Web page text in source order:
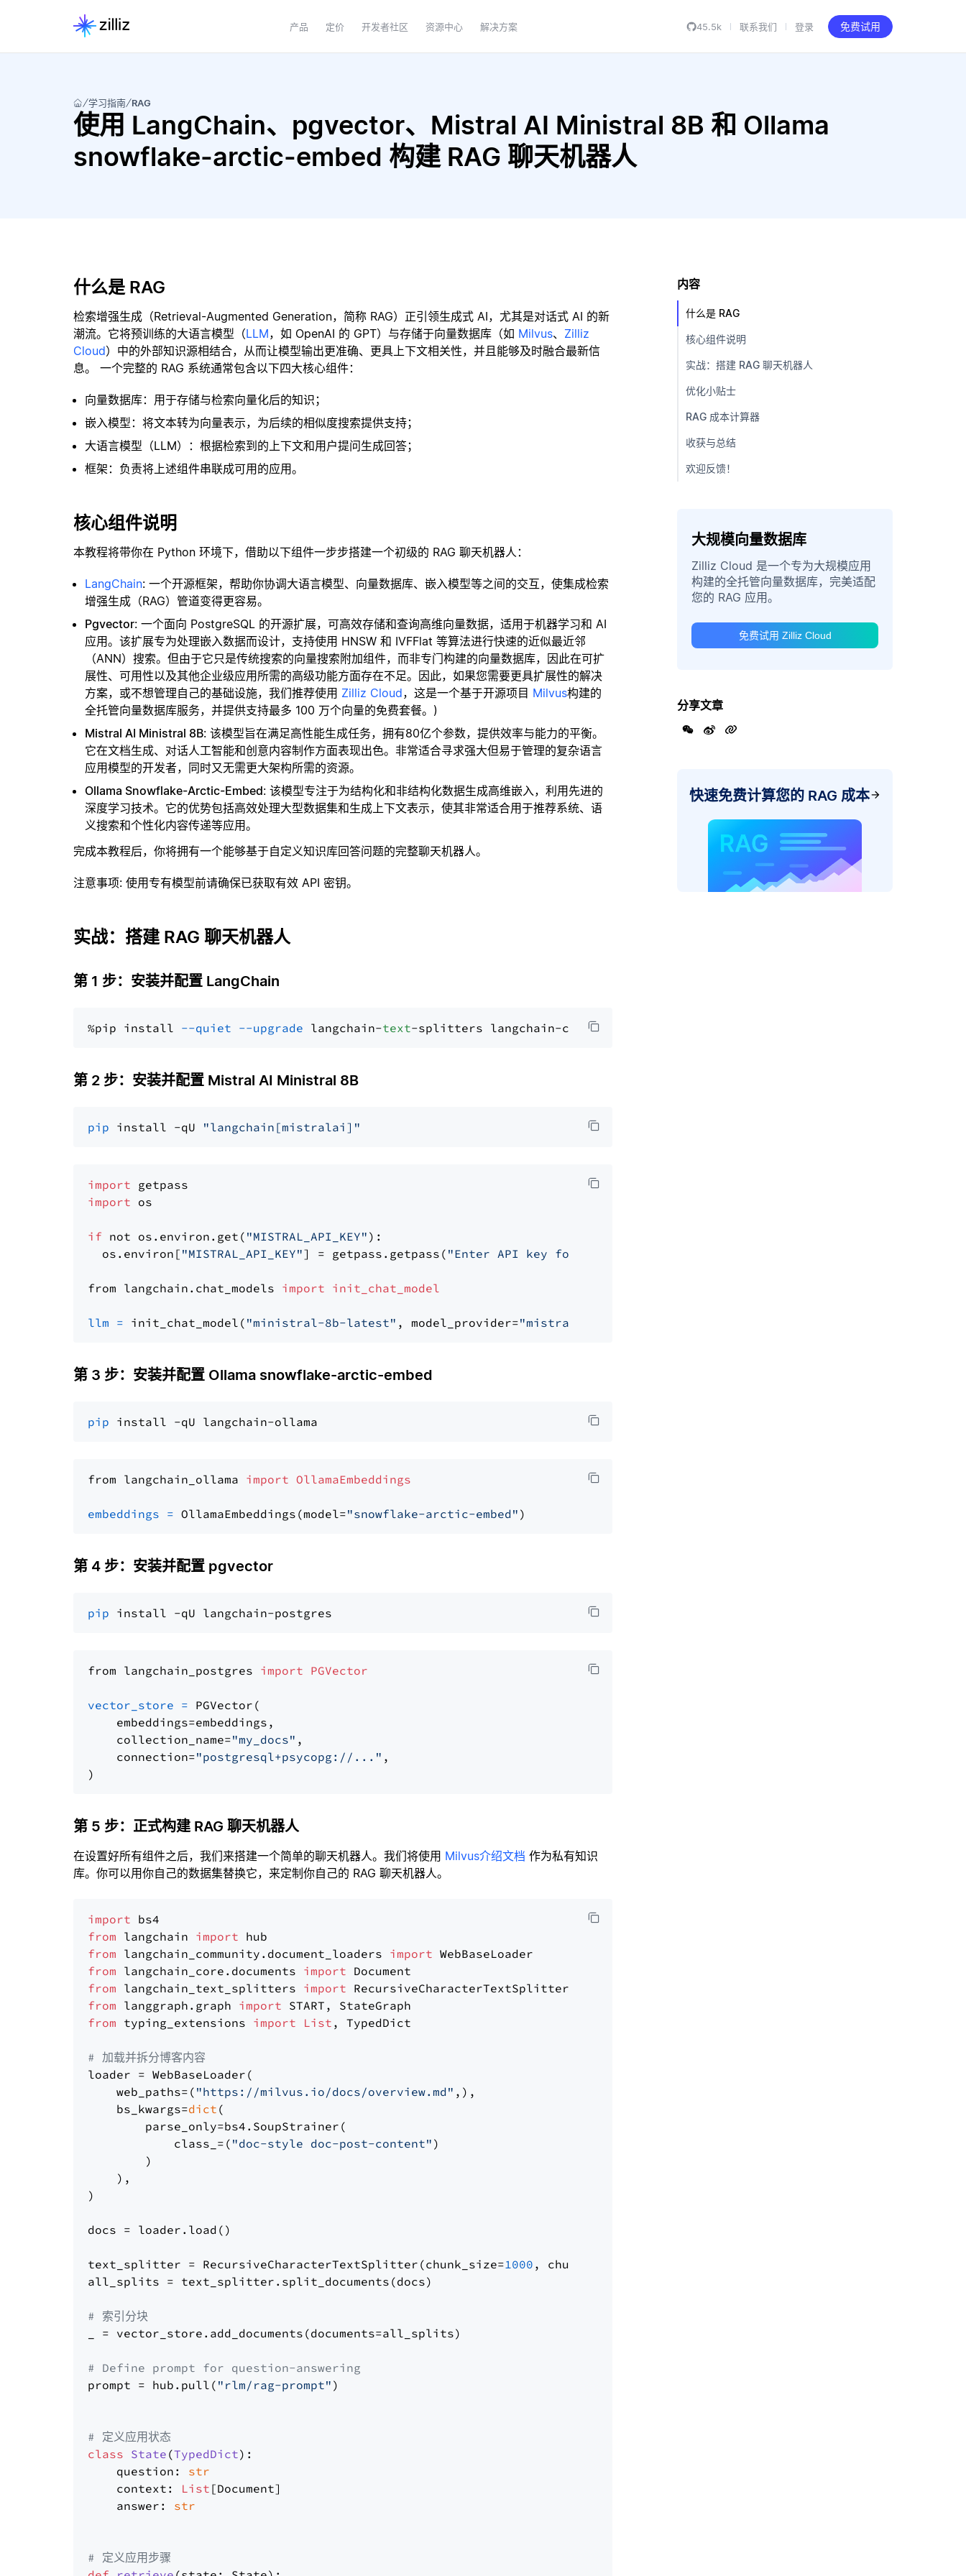
产品 定价 开发者社区 资源中心 解决方案 45.5k 联系我们 登录 免费试用
学习指南 RAG
使用 LangChain、pgvector、Mistral AI Ministral 8B 和 Ollama
snowflake-arctic-embed 构建 RAG 聊天机器人
什么是 RAG
检索增强生成（Retrieval-Augmented Generation，简称 RAG）正引领生成式 AI，尤其是对话式 AI 的新
潮流。它将预训练的大语言模型（LLM，如 OpenAI 的 GPT）与存储于向量数据库（如 Milvus、 Zilliz
Cloud）中的外部知识源相结合，从而让模型输出更准确、更具上下文相关性，并且能够及时融合最新信
息。 一个完整的 RAG 系统通常包含以下四大核心组件：
向量数据库：用于存储与检索向量化后的知识；
嵌入模型：将文本转为向量表示，为后续的相似度搜索提供支持；
大语言模型（LLM）：根据检索到的上下文和用户提问生成回答；
框架：负责将上述组件串联成可用的应用。
核心组件说明
本教程将带你在 Python 环境下，借助以下组件一步步搭建一个初级的 RAG 聊天机器人：
LangChain: 一个开源框架，帮助你协调大语言模型、向量数据库、嵌入模型等之间的交互，使集成检索
增强生成（RAG）管道变得更容易。
Pgvector: 一个面向 PostgreSQL 的开源扩展，可高效存储和查询高维向量数据，适用于机器学习和 AI
应用。该扩展专为处理嵌入数据而设计，支持使用 HNSW 和 IVFFlat 等算法进行快速的近似最近邻
（ANN）搜索。但由于它只是传统搜索的向量搜索附加组件，而非专门构建的向量数据库，因此在可扩
展性、可用性以及其他企业级应用所需的高级功能方面存在不足。因此，如果您需要更具扩展性的解决
方案，或不想管理自己的基础设施，我们推荐使用 Zilliz Cloud，这是一个基于开源项目 Milvus构建的
全托管向量数据库服务，并提供支持最多 100 万个向量的免费套餐。)
Mistral AI Ministral 8B: 该模型旨在满足高性能生成任务，拥有80亿个参数，提供效率与能力的平衡。
它在文档生成、对话人工智能和创意内容制作方面表现出色。非常适合寻求强大但易于管理的复杂语言
应用模型的开发者，同时又无需更大架构所需的资源。
Ollama Snowflake-Arctic-Embed: 该模型专注于为结构化和非结构化数据生成高维嵌入，利用先进的
深度学习技术。它的优势包括高效处理大型数据集和生成上下文表示，使其非常适合用于推荐系统、语
义搜索和个性化内容传递等应用。
完成本教程后，你将拥有一个能够基于自定义知识库回答问题的完整聊天机器人。
注意事项: 使用专有模型前请确保已获取有效 API 密钥。
实战：搭建 RAG 聊天机器人
第 1 步：安装并配置 LangChain
%pip install --quiet --upgrade langchain-text
第 2 步：安装并配置 Mistral AI Ministral 8B
pip install -qU "langchain[mistralai]"
import
import os
if not os.environ.get( "MISTRAL_API_KEY" ):
  os.environ[
"MISTRAL_API_KEY"] = getpass.getpass( "Enter API key for Mistral AI: "
from langchain.chat_models import init_chat_model
llm = init_chat_model( "ministral-8b-latest" , model_provider="mistralai"
第 3 步：安装并配置 Ollama snowflake-arctic-embed
pip
from langchain_ollama import OllamaEmbeddings
embeddings = OllamaEmbeddings(model="snowflake-arctic-embed"
第 4 步：安装并配置 pgvector
pip
from langchain_postgres import PGVector
vector_store = PGVector(
    embeddings=embeddings,
    collection_name=
"my_docs" ,
    connection=
"postgresql+psycopg://..." ,
第 5 步：正式构建 RAG 聊天机器人
在设置好所有组件之后，我们来搭建一个简单的聊天机器人。我们将使用 Milvus介绍文档 作为私有知识
库。你可以用你自己的数据集替换它，来定制你自己的 RAG 聊天机器人。
import
from langchain import
from langchain_community.document_loaders import
from langchain_core.documents import
from langchain_text_splitters import
from langgraph.graph import
from typing_extensions import List , TypedDict
# 加载并拆分博客内容
loader = WebBaseLoader(
    web_paths=(
"https://milvus.io/docs/overview.md" ,),
    bs_kwargs=
dict (
        parse_only=bs4.SoupStrainer(
            class_=(
"doc-style doc-post-content" )
        )
    ),
)
docs = loader.load()
text_splitter = RecursiveCharacterTextSplitter(chunk_size=1000 , chunk_overlap=
all_splits = text_splitter.split_documents(docs)
# 索引分块
_ = vector_store.add_documents(documents=all_splits)
# Define prompt for question-answering
prompt = hub.pull( "rlm/rag-prompt" )
# 定义应用状态
class State (TypedDict):
    question:
str
    context:
List [Document]
    answer:
str
# 定义应用步骤
内容
什么是 RAG
核心组件说明
实战：搭建 RAG 聊天机器人
优化小贴士
RAG 成本计算器
收获与总结
欢迎反馈！
大规模向量数据库
Zilliz Cloud 是一个专为大规模应用
构建的全托管向量数据库，完美适配
您的 RAG 应用。
免费试用 Zilliz Cloud
分享文章
快速免费计算您的 RAG 成本